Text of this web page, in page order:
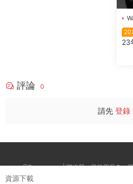
資源下載
23
評論 0
請先 登錄
@Boxwc.com | 聯絡我：登錄用戶名--